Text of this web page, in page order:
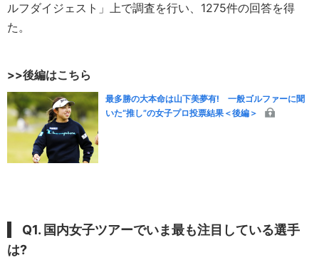
ルフダイジェスト」上で調査を行い、1275件の回答を得
た。
>>後編はこちら
最多勝の大本命は山下美夢有! 一般ゴルファーに聞
いた“推し”の女子プロ投票結果＜後編＞
Q1. 国内女子ツアーでいま最も注目している選手
は?